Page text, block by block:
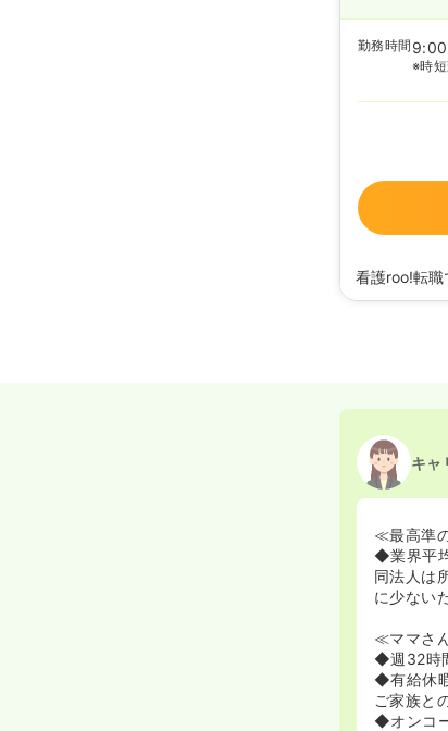
勤務時間
※時
看護roo!転職
2021/06/10
2020/09/17キャ
≪最高準
◆業界平
同法人は
に少ない
≪ママさ
◆週32時
◆有給休
ご家族と
◆オンコ